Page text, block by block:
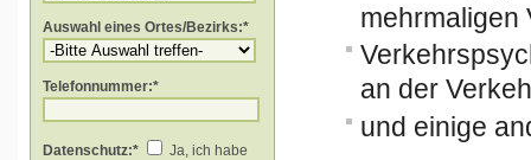
Auswahl eines Ortes/Bezirks:*
Telefonnummer:*
Datenschutz:*
Ja, ich habe
mehrmaligen
an der
und einige